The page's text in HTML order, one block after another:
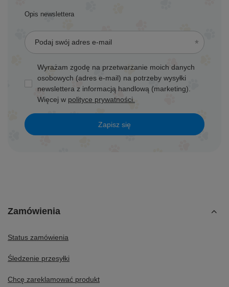
Opis newslettera
Podaj swój adres e-mail
Wyrażam zgodę na przetwarzanie moich danych
osobowych (adres e-mail) na potrzeby wysyłki
newslettera z informacją handlową (marketing).
Więcej w polityce prywatności.
Zapisz się
Zamówienia
Status zamówienia
Śledzenie przesyłki
Chcę zareklamować produkt